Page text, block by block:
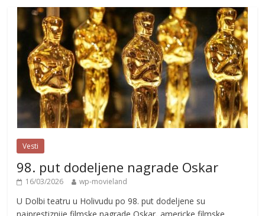
Vesti
98. put dodeljene nagrade Oskar
16/03/2026 wp-movieland
U Dolbi teatru u Holivudu po 98. put dodeljene su